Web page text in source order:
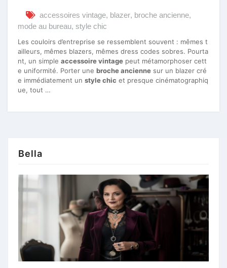
accessoires vintage, blazer, broche ancienne,
mode au bureau, style chic
Les couloirs d’entreprise se ressemblent souvent : mêmes t
ailleurs, mêmes blazers, mêmes dress codes sobres. Pourta
nt, un simple accessoire vintage peut métamorphoser cett
e uniformité. Porter une broche ancienne sur un blazer cré
e immédiatement un style chic et presque cinématographiq
ue, tout …
Bella